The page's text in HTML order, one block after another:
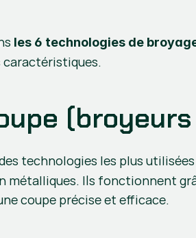
les 6 technologies de
caractéristiques.
technologies les plus
métalliques. Ils fonctionnent
coupe précise et efficace.